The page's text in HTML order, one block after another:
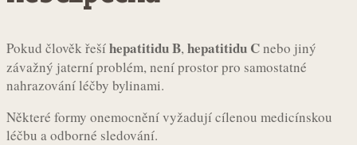
Pokud člověk řešíhepatitidu B,hepatitidu Cnebo jiný
závažný jaterní problém, není prostor pro samostatné
nahrazování léčby bylinami.
Některé formy onemocnění vyžadují cílenou medicínskou
léčbu a odborné sledování.